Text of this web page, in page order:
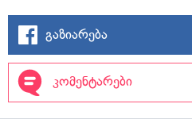
გაზიარება
კომენტარები